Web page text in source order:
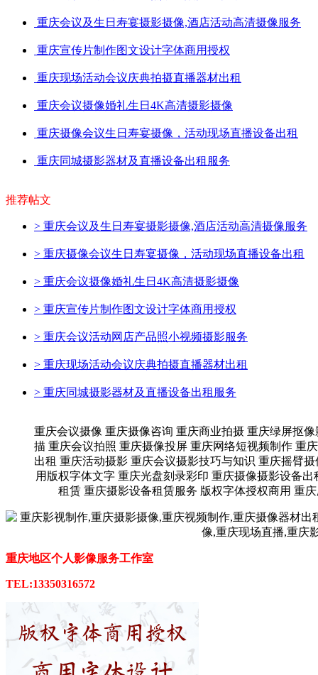
重庆会议及生日寿宴摄影摄像,酒店活动高清摄像服务
重庆宣传片制作图文设计字体商用授权
重庆现场活动会议庆典拍摄直播器材出租
重庆会议摄像婚礼生日4K高清摄影摄像
重庆摄像会议生日寿宴摄像，活动现场直播设备出租
重庆同城摄影器材及直播设备出租服务
推荐帖文
> 重庆会议及生日寿宴摄影摄像,酒店活动高清摄像服务
> 重庆摄像会议生日寿宴摄像，活动现场直播设备出租
> 重庆会议摄像婚礼生日4K高清摄影摄像
> 重庆宣传片制作图文设计字体商用授权
> 重庆会议活动网店产品照小视频摄影服务
> 重庆现场活动会议庆典拍摄直播器材出租
> 重庆同城摄影器材及直播设备出租服务
重庆会议摄像 重庆摄像咨询 重庆商业拍摄 重庆绿屏抠
描 重庆会议拍照 重庆摄像投屏 重庆网络短视频制作 重
出租 重庆活动摄影 重庆会议摄影技巧与知识 重庆摇臂
用版权字体文字 重庆光盘刻录彩印 重庆摄像摄影设备
租赁 重庆摄影设备租赁服务 版权字体授权商用 重
重庆地区个人影像服务工作室
TEL:13350316572